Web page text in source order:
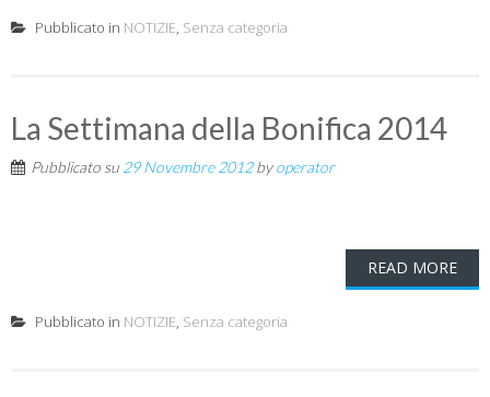
Pubblicato in NOTIZIE, Senza categoria
La Settimana della Bonifica 2014
Pubblicato su 29 Novembre 2012byoperator
READ MORE
Pubblicato in NOTIZIE, Senza categoria